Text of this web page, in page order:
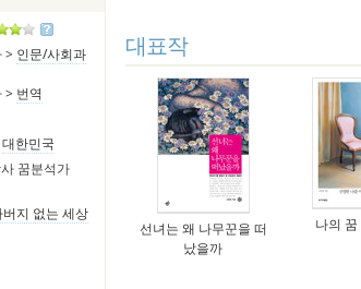
> 인문/사회과
> 번역
대한민국
꿈분석가
버지 없는 세상
대표작
선녀는 왜 나무꾼을 떠
났을까
나의